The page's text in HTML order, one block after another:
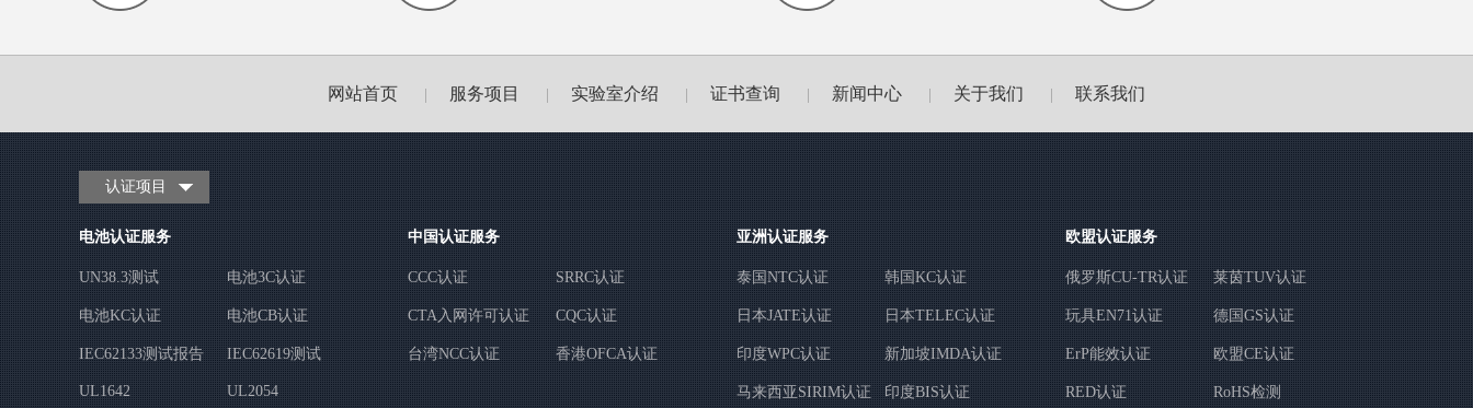
网站首页 服务项目 实验室介绍 证书查询 新闻中心 关于我们 联系我们
认证项目
电池认证服务
UN38.3测试 电池3C认证
电池KC认证 电池CB认证
IEC62133测试报告 IEC62619测试
UL1642 UL2054
中国认证服务
CCC认证 SRRC认证
CTA入网许可认证 CQC认证
台湾NCC认证 香港OFCA认证
亚洲认证服务
泰国NTC认证 韩国KC认证
日本JATE认证 日本TELEC认证
印度WPC认证 新加坡IMDA认证
马来西亚SIRIM认证 印度BIS认证
欧盟认证服务
俄罗斯CU-TR认证 莱茵TUV认证
玩具EN71认证 德国GS认证
ErP能效认证 欧盟CE认证
RED认证 RoHS检测